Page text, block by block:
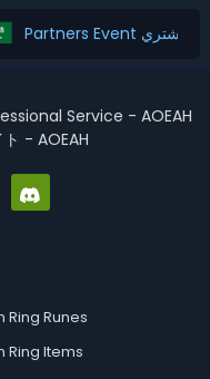
Partners Event اشتري
Service - AOEAH
ト - AOEAH
Ring Runes
Ring Items